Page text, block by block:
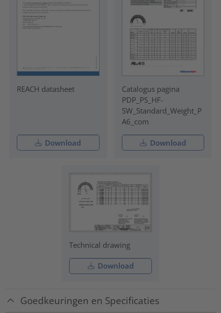
REACH datasheet
Download
Catalogus pagina
PDP_PS_HF-
SW_Standard_Weight_P
A6_com
Download
Technical drawing
Download
Goedkeuringen en Specificaties